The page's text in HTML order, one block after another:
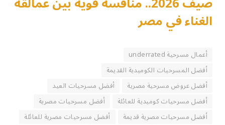
الغناء في مصر
أعمال مسرحية underrated
أفضل المسرحيات الكوميدية القديمة
أفضل عروض مسرحية مصرية
أفضل مسرحيات العيد
أفضل مسرحيات كوميدية للعائلة
أفضل مسرحيات مصرية
أفضل مسرحيات مصرية قديمة
أفضل مسرحيات مصرية للعائلة